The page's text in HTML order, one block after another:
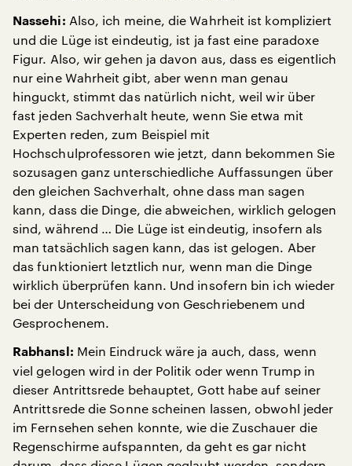
Nassehi: Also, ich meine, die Wahrheit ist kompliziert
und die Lüge ist eindeutig, ist ja fast eine paradoxe
Figur. Also, wir gehen ja davon aus, dass es eigentlich
nur eine Wahrheit gibt, aber wenn man genau
hinguckt, stimmt das natürlich nicht, weil wir über
fast jeden Sachverhalt heute, wenn Sie etwa mit
Experten reden, zum Beispiel mit
Hochschulprofessoren wie jetzt, dann bekommen Sie
sozusagen ganz unterschiedliche Auffassungen über
den gleichen Sachverhalt, ohne dass man sagen
kann, dass die Dinge, die abweichen, wirklich gelogen
sind, während … Die Lüge ist eindeutig, insofern als
man tatsächlich sagen kann, das ist gelogen. Aber
das funktioniert letztlich nur, wenn man die Dinge
wirklich überprüfen kann. Und insofern bin ich wieder
bei der Unterscheidung von Geschriebenem und
Gesprochenem.
Rabhansl: Mein Eindruck wäre ja auch, dass, wenn
viel gelogen wird in der Politik oder wenn Trump in
dieser Antrittsrede behauptet, Gott habe auf seiner
Antrittsrede die Sonne scheinen lassen, obwohl jeder
im Fernsehen sehen konnte, wie die Zuschauer die
Regenschirme aufspannten, da geht es gar nicht